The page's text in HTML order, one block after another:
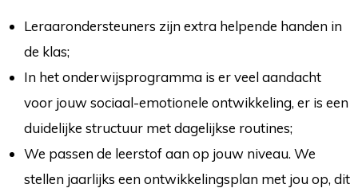
Leraarondersteuners zijn extra helpende handen in
de klas;
In het onderwijsprogramma is er veel aandacht
voor jouw sociaal-emotionele ontwikkeling, er is een
duidelijke structuur met dagelijkse routines;
We passen de leerstof aan op jouw niveau. We
stellen jaarlijks een ontwikkelingsplan met jou op, dit